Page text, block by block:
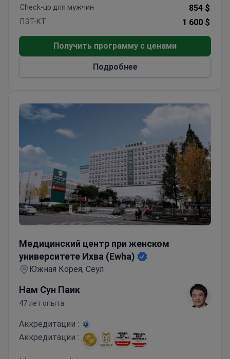
Check-up для мужчин
854 $
ПЭТ-КТ 1 600 $
Получить программу с ценами
Подробнее
Медицинский центр при женском
университете Ихва (Ewha)
Южная Корея, Сеул
Нам Сун Паик
47 лет опыта
Аккредитации :
Аккредитации :